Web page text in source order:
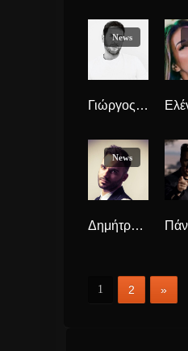
News
Γιώργος Μαζωνάκης “Οινόπνευμα Φτηνό” κυκλοφορεί το single.
News
Δημήτρης Καραδήμος “Αδιαφορώ” νέο Τραγούδι
1 2 »